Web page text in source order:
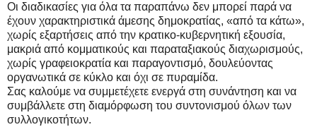
Οι διαδικασίες για όλα τα παραπάνω δεν μπορεί παρά να
έχουν χαρακτηριστικά άμεσης δημοκρατίας, «από τα κάτω»,
χωρίς εξαρτήσεις από την κρατικο-κυβερνητική εξουσία,
μακριά από κομματικούς και παραταξιακούς διαχωρισμούς,
χωρίς γραφειοκρατία και παραγοντισμό, δουλεύοντας
οργανωτικά σε κύκλο και όχι σε πυραμίδα.
Σας καλούμε να συμμετέχετε ενεργά στη συνάντηση και να
συμβάλλετε στη διαμόρφωση του συντονισμού όλων των
συλλογικοτήτων.